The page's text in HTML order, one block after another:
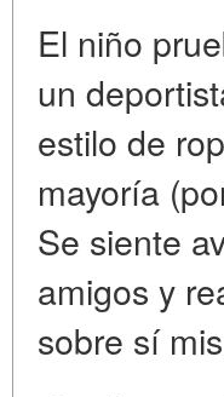
El niño
un
estilo de
mayoría
Se siente
amigos y
sobre sí